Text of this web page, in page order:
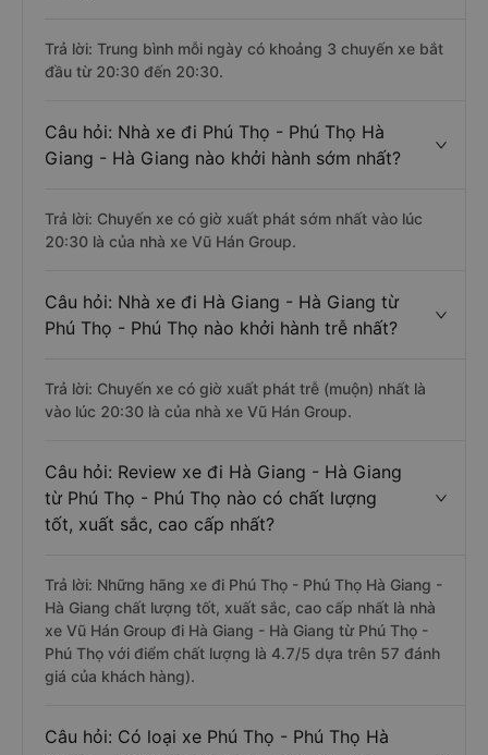
Trả lời: Trung bình mỗi ngày có khoảng 3 chuyến xe bắt
đầu từ 20:30 đến 20:30.
Câu hỏi: Nhà xe đi Phú Thọ - Phú Thọ Hà
Giang - Hà Giang nào khởi hành sớm nhất?
Trả lời: Chuyến xe có giờ xuất phát sớm nhất vào lúc
20:30 là của nhà xe Vũ Hán Group.
Câu hỏi: Nhà xe đi Hà Giang - Hà Giang từ
Phú Thọ - Phú Thọ nào khởi hành trễ nhất?
Trả lời: Chuyến xe có giờ xuất phát trễ (muộn) nhất là
vào lúc 20:30 là của nhà xe Vũ Hán Group.
Câu hỏi: Review xe đi Hà Giang - Hà Giang
từ Phú Thọ - Phú Thọ nào có chất lượng
tốt, xuất sắc, cao cấp nhất?
Trả lời: Những hãng xe đi Phú Thọ - Phú Thọ Hà Giang -
Hà Giang chất lượng tốt, xuất sắc, cao cấp nhất là nhà
xe Vũ Hán Group đi Hà Giang - Hà Giang từ Phú Thọ -
Phú Thọ với điểm chất lượng là 4.7/5 dựa trên 57 đánh
giá của khách hàng).
Câu hỏi: Có loại xe Phú Thọ - Phú Thọ Hà